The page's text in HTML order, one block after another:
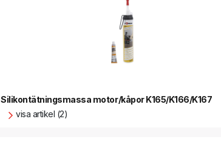
Silikontätningsmassa motor/kåpor K165/K166/K167
visa artikel (2)